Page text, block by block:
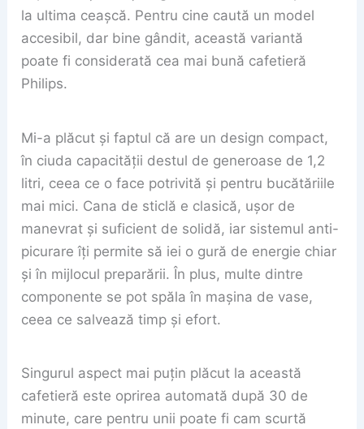
la ultima ceașcă. Pentru cine caută un model
accesibil, dar bine gândit, această variantă
poate fi considerată cea mai bună cafetieră
Philips.
Mi-a plăcut și faptul că are un design compact,
în ciuda capacității destul de generoase de 1,2
litri, ceea ce o face potrivită și pentru bucătăriile
mai mici. Cana de sticlă e clasică, ușor de
manevrat și suficient de solidă, iar sistemul anti-
picurare îți permite să iei o gură de energie chiar
și în mijlocul preparării. În plus, multe dintre
componente se pot spăla în mașina de vase,
ceea ce salvează timp și efort.
Singurul aspect mai puțin plăcut la această
cafetieră este oprirea automată după 30 de
minute, care pentru unii poate fi cam scurtă